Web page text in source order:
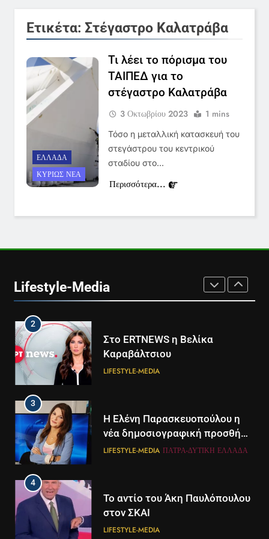
Ετικέτα: Στέγαστρο Καλατράβα
ΕΛΛΆΔΑ
ΚΥΡΊΩΣ ΝΈΑ
Τι λέει το πόρισμα του
ΤΑΙΠΕΔ για το
στέγαστρο Καλατράβα
3 Οκτωβρίου 2023 1 mins
Τόσο η μεταλλική κατασκευή του
στεγάστρου του κεντρικού
σταδίου στο…
Περισσότερα...
Lifestyle-Media
Στον ΑΝΤ1 η Σία Κοσιώνη- Η
ανακοίνωση του σταθμού
LIFESTYLE-MEDIA
7
Τέλος από τον ΑΝΤ1 ο
Παναγιώτης Στάθης
LIFESTYLE-MEDIA
8
Καθημερινή και The New York
LIFESTYLE-MEDIA
2
Στο ERTNEWS η Βελίκα
Καραβάλτσιου
LIFESTYLE-MEDIA
3
Η Ελένη Παρασκευοπούλου η
νέα δημοσιογραφική προσθήκη
του ΣΚΑΪ στην Πάτρα
LIFESTYLE-MEDIA ΠΆΤΡΑ-ΔΥΤΙΚΉ ΕΛΛΆΔΑ
4
Το αντίο του Άκη Παυλόπουλου
στον ΣΚΑΙ
LIFESTYLE-MEDIA